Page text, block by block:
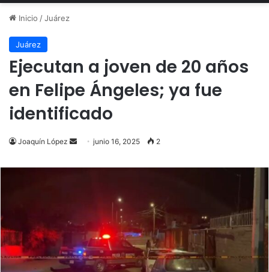
Inicio /Juárez
Juárez
Ejecutan a joven de 20 años
en Felipe Ángeles; ya fue
identificado
Joaquín López
Send
email
junio 16, 2025 2